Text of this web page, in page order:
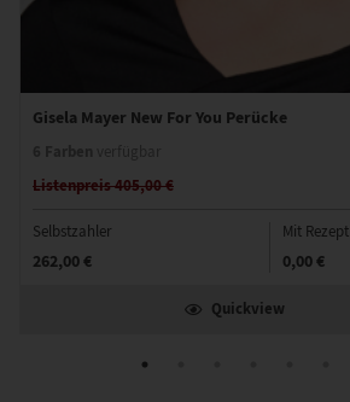
Gisela Mayer New For You Perücke
Listenpreis 405,00 €
Selbstzahler
262,00 €
Mit Rezept
0,00 €
Quickview